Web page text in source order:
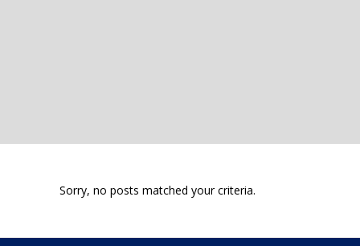
Sorry, no posts matched your criteria.